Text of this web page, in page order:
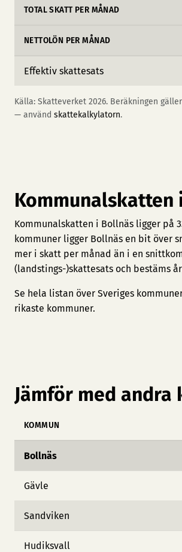
TOTAL SKATT PER MÅNAD
NETTOLÖN PER MÅNAD
Effektiv skattesats
Källa: Skatteverket 2026. Beräkningen
— använd skattekalkylatorn.
Kommunalskatten
Kommunalskatten i Bollnäs ligger på
kommuner ligger Bollnäs en bit över
mer i skatt per månad än i en
(landstings-)skattesats och bestäms
Se hela listan över Sveriges
rikaste kommuner.
Jämför med andra
KOMMUN
Bollnäs
Gävle
Sandviken
Hudiksvall